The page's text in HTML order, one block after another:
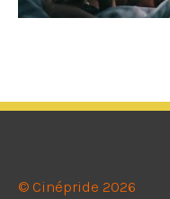
© Cinépride 2026